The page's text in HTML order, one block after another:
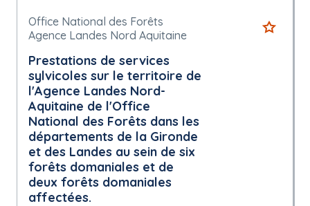
Office National des Forêts
Agence Landes Nord Aquitaine
Prestations de services
sylvicoles sur le territoire de
l'Agence Landes Nord-
Aquitaine de l'Office
National des Forêts dans les
départements de la Gironde
et des Landes au sein de six
forêts domaniales et de
deux forêts domaniales
affectées.